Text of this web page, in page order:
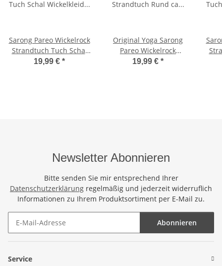
Sarong Pareo Wickelrock
Strandtuch Tuch Schal
Wickelkleid Strandkleid
19,99 € *
Original Yoga Sarong
Pareo Wickelrock
Strandtuch Rund ca
19,99 € *
Newsletter Abonnieren
Bitte senden Sie mir entsprechend Ihrer
Datenschutzerklärung regelmäßig und jederzeit widerruflich
Informationen zu Ihrem Produktsortiment per E-Mail zu.
Abonnieren
Service